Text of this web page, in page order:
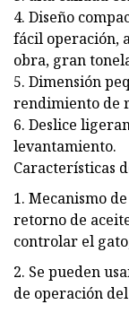
4. Diseño
fácil operación,
obra, gran
5. Dimensión
rendimiento de
6. Deslice
levantamiento.
Características
1. Mecanismo
retorno de
controlar el
2. Se pueden
de operación